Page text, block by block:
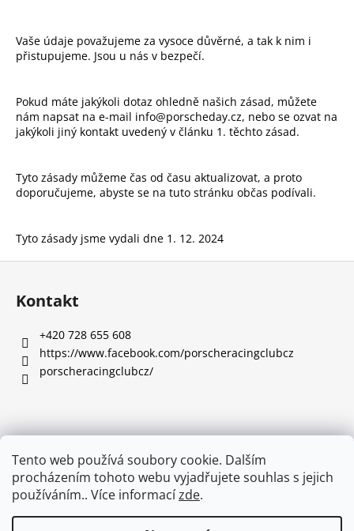
Tento web používá soubory cookie. Dalším
procházením tohoto webu vyjadřujete souhlas s jejich
používáním.. Více informacízde.
Vaše údaje považujeme za vysoce důvěrné, a tak k nim i
přistupujeme. Jsou u nás v bezpečí.
Pokud máte jakýkoli dotaz ohledně našich zásad, můžete
nám napsat na e-mail info@porscheday.cz, nebo se ozvat na
jakýkoli jiný kontakt uvedený v článku 1. těchto zásad.
Tyto zásady můžeme čas od času aktualizovat, a proto
doporučujeme, abyste se na tuto stránku občas podívali.
Tyto zásady jsme vydali dne 1. 12. 2024
Z
Kontakt
‭+420 728 655 608
https://www.facebook.com/porscheracingclubcz
porscheracingclubcz/
Obchodní podmínky
Podmínky ochrany osobních údajů